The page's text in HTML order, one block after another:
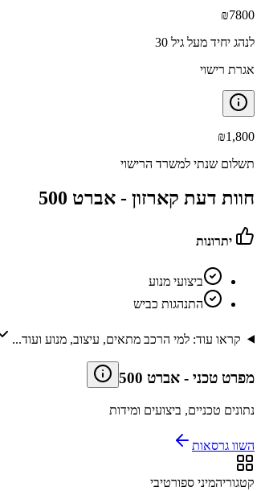
₪7800
לנהג יחיד מעל גיל 30
אגרת רישוי
₪1,800
תשלום שנתי למשרד הרישוי
חוות דעת קארזון - אברט 500
יתרונות
ביצועי מנוע
התנהגות כביש
קראו עוד: למי הרכב מתאים, עיצוב, מנוע ועוד...
מפרט טכני - אברט 500
נתונים טכניים, ביצועים ומידות
השוו גרסאות
קטגוריהמיני ספורטיבי